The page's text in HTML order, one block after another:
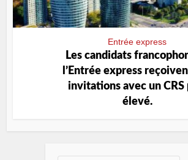
Entrée express
Les candidats
l’Entrée express
invitations avec un CRS
élevé.